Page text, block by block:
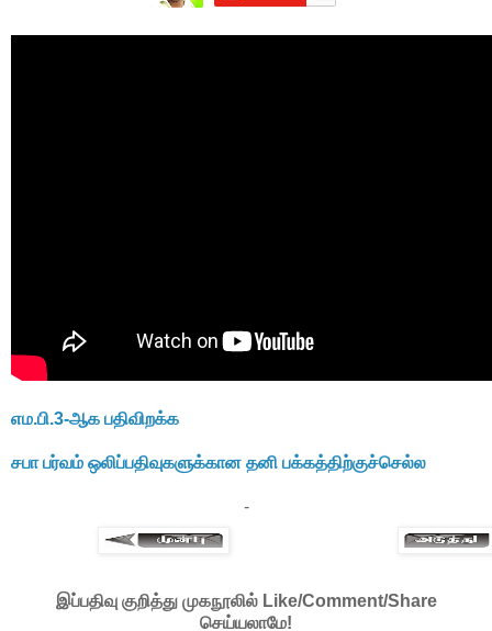
எம.பி.3-ஆக பதிவிறக்க
சபா பர்வம் ஒலிப்பதிவுகளுக்கான தனி பக்கத்திற்குச்செல்ல
-
இப்பதிவு குறித்து முகநூலில் Like/Comment/Share
செய்யலாமே!